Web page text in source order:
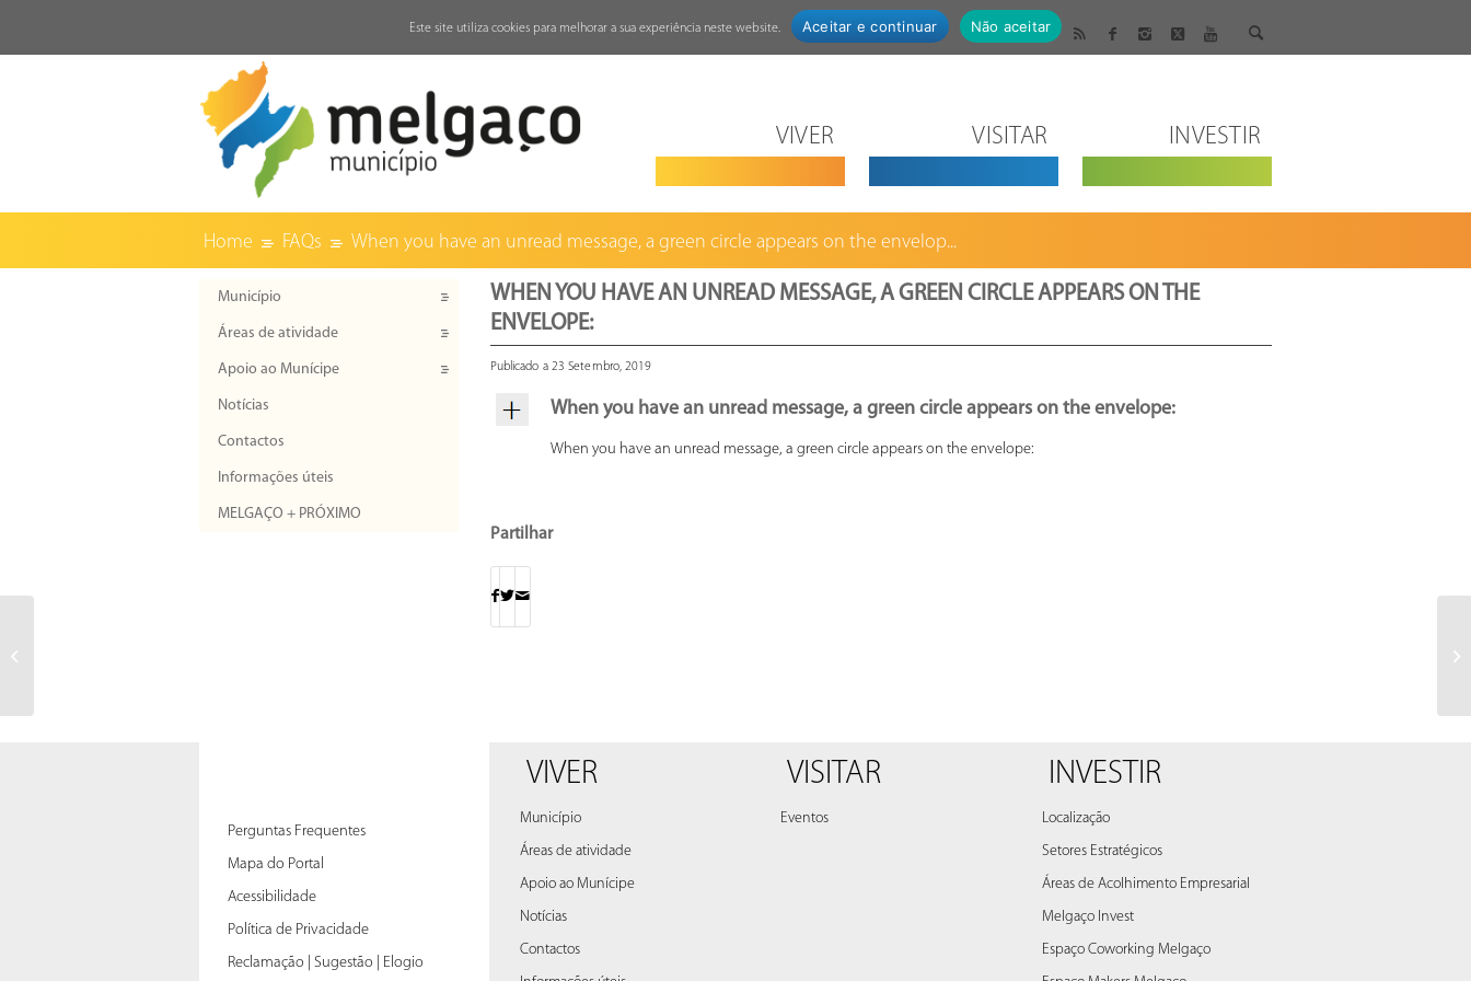
VIVER VISITAR INVESTIR
Home FAQs When you have an unread message, a green circle appears on the envelop...
WHEN YOU HAVE AN UNREAD MESSAGE, A GREEN CIRCLE APPEARS ON THE
ENVELOPE:
Publicado a 23 Setembro, 2019
When you have an unread message, a green circle appears on the envelope:
When you have an unread message, a green circle appears on the envelope:
Partilhar
Município
Áreas de atividade
Apoio ao Munícipe
Notícias
Contactos
Informações úteis
MELGAÇO + PRÓXIMO
Perguntas Frequentes
Mapa do Portal
Acessibilidade
Política de Privacidade
Reclamação | Sugestão | Elogio
VIVER
Município
Áreas de atividade
Apoio ao Munícipe
Notícias
Contactos
VISITAR
Eventos
INVESTIR
Localização
Setores Estratégicos
Áreas de Acolhimento Empresarial
Melgaço Invest
Espaço Coworking Melgaço
Este site utiliza cookies para melhorar a sua experiência neste website. Aceitar e continuar Não aceitar